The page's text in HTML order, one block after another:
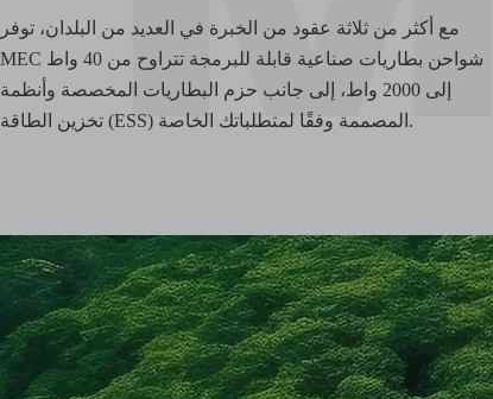
مع أكثر من ثلاثة عقود من الخبرة في العديد من البلدان، توفر
MEC شواحن بطاريات صناعية قابلة للبرمجة تتراوح من 40 واط
إلى 2000 واط، إلى جانب حزم البطاريات المخصصة وأنظمة
تخزين الطاقة (ESS) المصممة وفقًا لمتطلباتك الخاصة.